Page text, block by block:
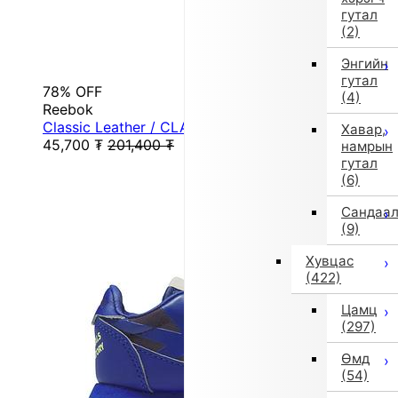
гутал
(2)
Энгийн
гутал
(4)
Хавар,
намрын
гутал
(6)
Сандаал
(9)
Хувцас
(422)
Цамц
(297)
Өмд
(54)
78% OFF
Reebok
Classic Leather / CLASSIC LEATHER (white)
45,700 ₮ 201,400 ₮